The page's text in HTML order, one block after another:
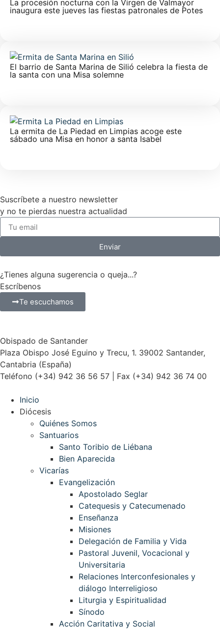
La procesión nocturna con la Virgen de Valmayor
inaugura este jueves las fiestas patronales de Potes
El barrio de Santa Marina de Silió celebra la fiesta de
la santa con una Misa solemne
La ermita de La Piedad en Limpias acoge este
sábado una Misa en honor a santa Isabel
Suscríbete a nuestro newsletter
y no te pierdas nuestra actualidad
Enviar
¿Tienes alguna sugerencia o queja...?
Escríbenos
Te escuchamos
Obispado de Santander
Plaza Obispo José Eguino y Trecu, 1. 39002 Santander,
Cantabria (España)
Teléfono (+34) 942 36 56 57 | Fax (+34) 942 36 74 00
Inicio
Diócesis
Quiénes Somos
Santuarios
Santo Toribio de Liébana
Bien Aparecida
Vicarías
Evangelización
Apostolado Seglar
Catequesis y Catecumenado
Enseñanza
Misiones
Delegación de Familia y Vida
Pastoral Juvenil, Vocacional y
Universitaria
Relaciones Interconfesionales y
diálogo Interreligioso
Liturgia y Espiritualidad
Sínodo
Acción Caritativa y Social